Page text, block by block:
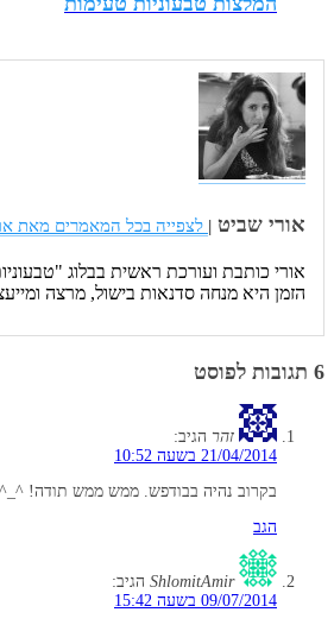
אורי שביט | לצפייה בכל המאמרים מאת
אורי כותבת ועורכת ראשית בבלוג
הזמן היא מנחה סדנאות בישול, מרצה
6 תגובות לפוסט
זהר הגיב:
21/04/2014 בשעה 10:52
בקרוב נהיה בבודפש. ממש ממש תודה! ^_^
הגב
ShlomitAmir הגיב:
09/07/2014 בשעה 15:42